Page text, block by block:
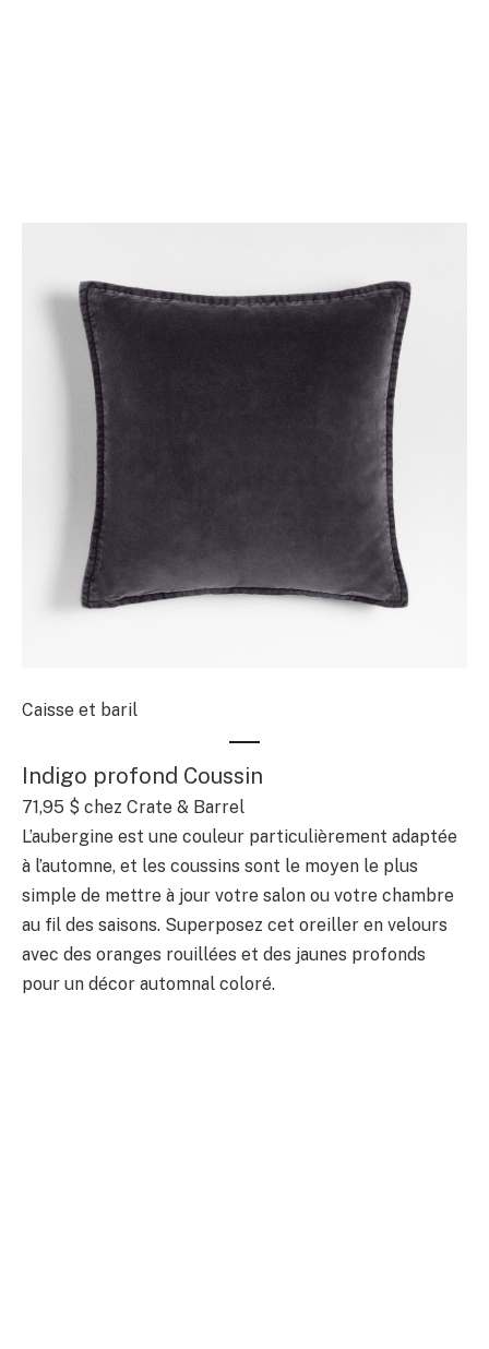
Caisse et baril
Indigo profond Coussin
71,95 $ chez Crate & Barrel
L’aubergine est une couleur particulièrement adaptée
à l’automne, et les coussins sont le moyen le plus
simple de mettre à jour votre salon ou votre chambre
au fil des saisons. Superposez cet oreiller en velours
avec des oranges rouillées et des jaunes profonds
pour un décor automnal coloré.